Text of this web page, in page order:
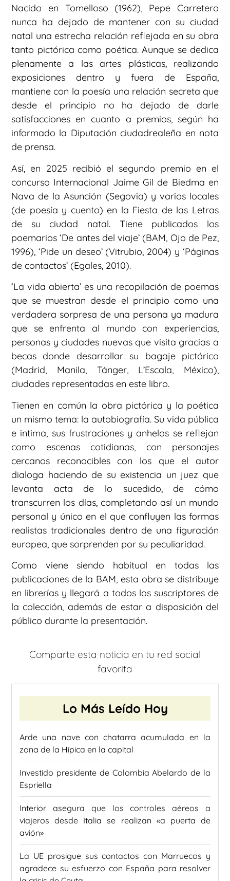
Nacido en Tomelloso (1962), Pepe Carretero
nunca ha dejado de mantener con su ciudad
natal una estrecha relación reflejada en su obra
tanto pictórica como poética. Aunque se dedica
plenamente a las artes plásticas, realizando
exposiciones dentro y fuera de España,
mantiene con la poesía una relación secreta que
desde el principio no ha dejado de darle
satisfacciones en cuanto a premios, según ha
informado la Diputación ciudadrealeña en nota
de prensa.
Así, en 2025 recibió el segundo premio en el
concurso Internacional Jaime Gil de Biedma en
Nava de la Asunción (Segovia) y varios locales
(de poesía y cuento) en la Fiesta de las Letras
de su ciudad natal. Tiene publicados los
poemarios ‘De antes del viaje’ (BAM, Ojo de Pez,
1996), ‘Pide un deseo’ (Vitrubio, 2004) y ‘Páginas
de contactos’ (Egales, 2010).
‘La vida abierta’ es una recopilación de poemas
que se muestran desde el principio como una
verdadera sorpresa de una persona ya madura
que se enfrenta al mundo con experiencias,
personas y ciudades nuevas que visita gracias a
becas donde desarrollar su bagaje pictórico
(Madrid, Manila, Tánger, L’Escala, México),
ciudades representadas en este libro.
Tienen en común la obra pictórica y la poética
un mismo tema: la autobiografía. Su vida pública
e intima, sus frustraciones y anhelos se reflejan
como escenas cotidianas, con personajes
cercanos reconocibles con los que el autor
dialoga haciendo de su existencia un juez que
levanta acta de lo sucedido, de cómo
transcurren los días, completando así un mundo
personal y único en el que confluyen las formas
realistas tradicionales dentro de una figuración
europea, que sorprenden por su peculiaridad.
Como viene siendo habitual en todas las
publicaciones de la BAM, esta obra se distribuye
en librerías y llegará a todos los suscriptores de
la colección, además de estar a disposición del
público durante la presentación.
Comparte esta noticia en tu red social
favorita
Lo Más Leído Hoy
Arde una nave con chatarra acumulada en la
zona de la Hípica en la capital
Investido presidente de Colombia Abelardo de la
Espriella
Interior asegura que los controles aéreos a
viajeros desde Italia se realizan «a puerta de
avión»
La UE prosigue sus contactos con Marruecos y
agradece su esfuerzo con España para resolver